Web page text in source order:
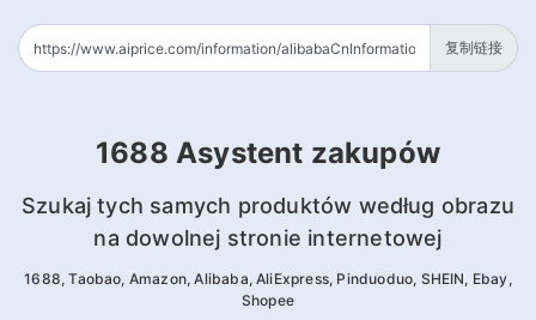
复制链接
1688 Asystent zakupów
Szukaj tych samych produktów według obrazu
na dowolnej stronie internetowej
1688, Taobao, Amazon, Alibaba, AliExpress, Pinduoduo, SHEIN, Ebay,
Shopee